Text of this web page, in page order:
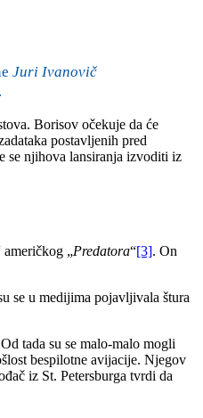
Juri Ivanovič
Borisov očekuje da će
postavljenih pred
se njihova lansiranja izvoditi iz
„Predatora“[3]. On
se u medijima pojavljivala štura
tada su se malo-malo mogli
bespilotne avijacije. Njegov
iz St. Petersburga tvrdi da